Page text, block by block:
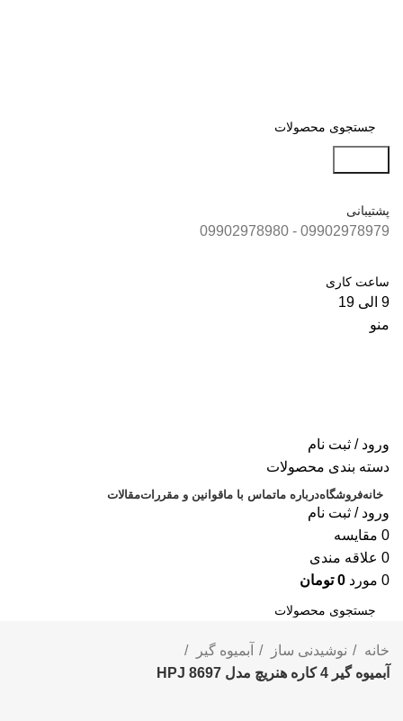
پشتیبانی
09902978979 - 09902978980
ساعت کاری
9 الی 19
منو
ورود / ثبت نام
دسته بندی محصولات
خانهفروشگاهدرباره ماتماس با ماقوانین و مقرراتمقالات
ورود / ثبت نام
0 مقايسه
0 علاقه مندی
0 مورد 0 تومان
جستجوخانه نوشیدنی ساز
آبمیوه گیر
آبمیوه گیر 4 کاره هنریچ مدل HPJ 8697